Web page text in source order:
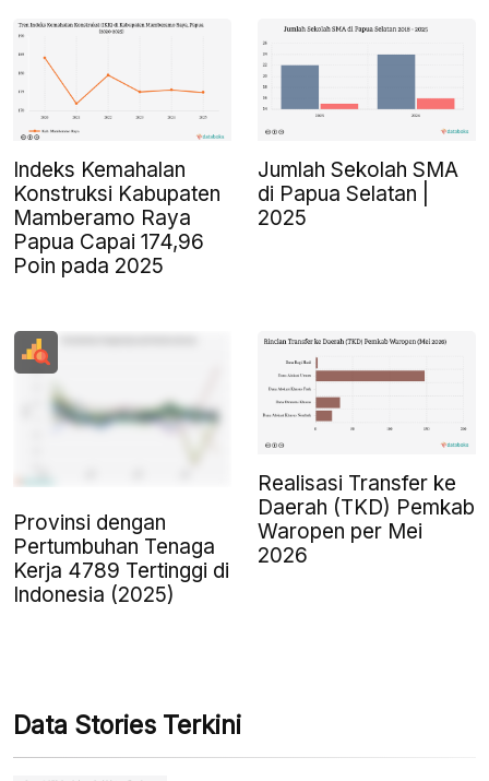
Indeks Kemahalan
Konstruksi Kabupaten
Mamberamo Raya
Papua Capai 174,96
Poin pada 2025
Jumlah Sekolah SMA
di Papua Selatan |
2025
Provinsi dengan
Pertumbuhan Tenaga
Kerja 4789 Tertinggi di
Indonesia (2025)
Realisasi Transfer ke
Daerah (TKD) Pemkab
Waropen per Mei
2026
Data Stories Terkini